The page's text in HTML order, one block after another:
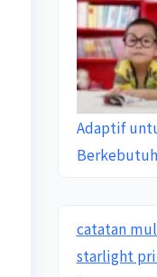
Adaptif
catatan
starlight